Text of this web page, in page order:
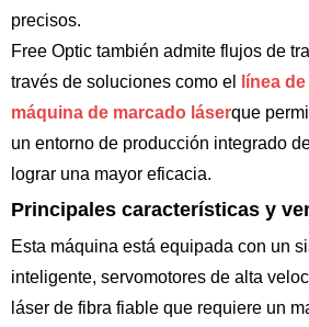
precisos.
Free Optic también admite flujos de
través de soluciones como el
línea
máquina de marcado láserque
un entorno de producción integrado
lograr una mayor eficacia.
Principales características y
Esta máquina está equipada con un
inteligente, servomotores de alta
láser de fibra fiable que requiere un